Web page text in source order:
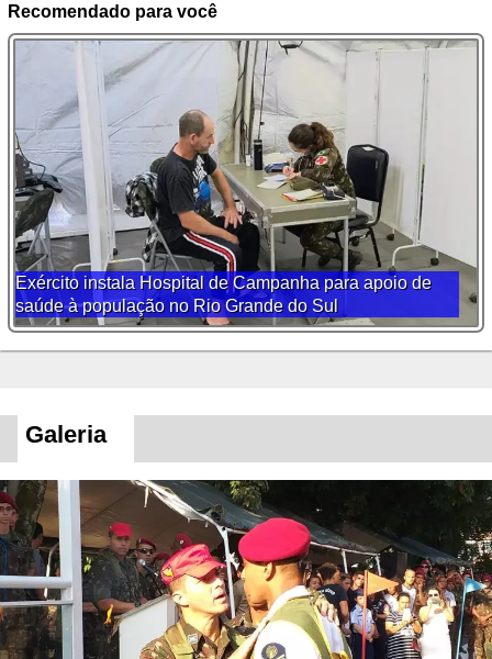
Recomendado para você
Exército instala Hospital de Campanha para apoio de
saúde à população no Rio Grande do Sul
Galeria